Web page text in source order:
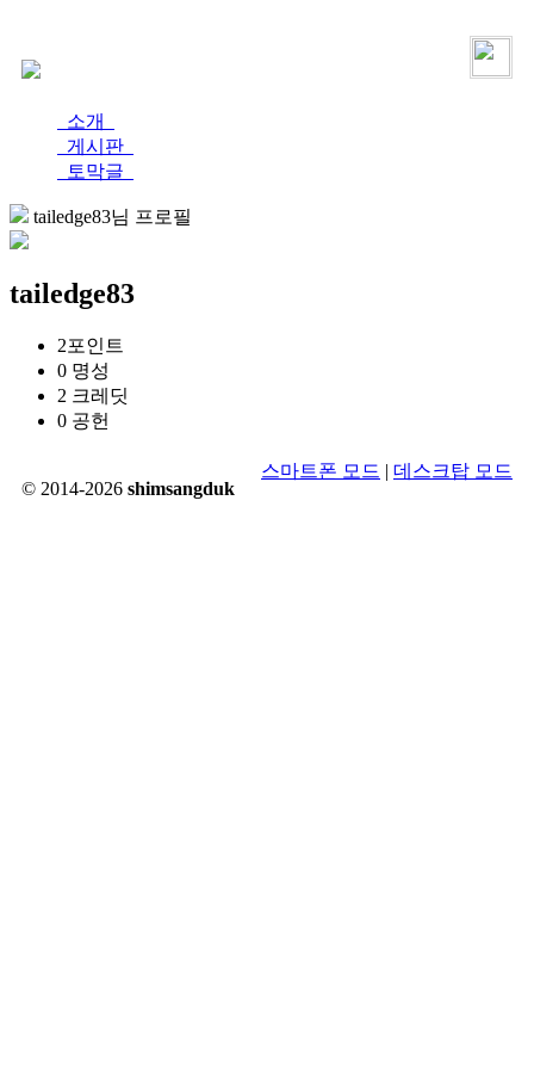
소개
게시판
토막글
tailedge83님 프로필
tailedge83
2포인트
0 명성
2 크레딧
0 공헌
© 2014-2026 shimsangduk
스마트폰 모드 | 데스크탑 모드